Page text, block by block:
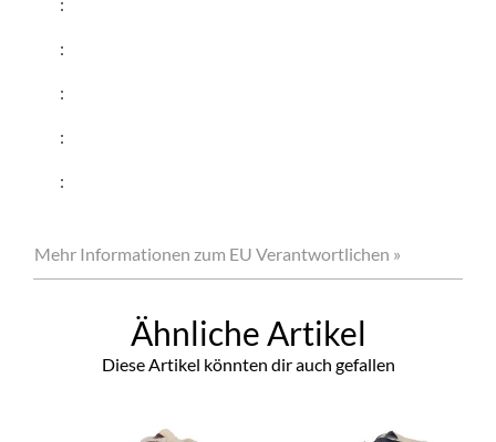
:
:
:
:
Mehr Informationen zum EU Verantwortlichen »
Ähnliche Artikel
Diese Artikel könnten dir auch gefallen